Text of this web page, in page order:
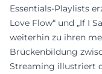
Essentials-Playlists
Love Flow“ und „If I
weiterhin zu ihren
Brückenbildung
Streaming illustriert